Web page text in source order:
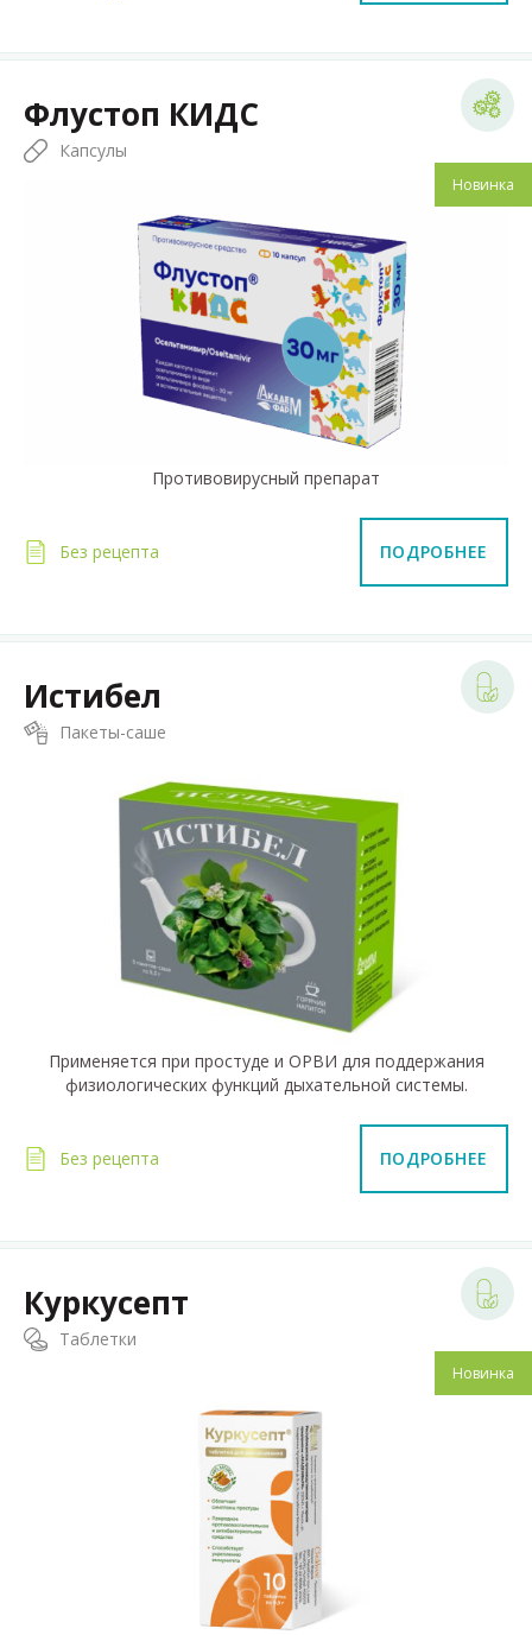
Флустоп КИДС
Капсулы
Новинка
Противовирусный препарат
Без рецепта ПОДРОБНЕЕ
Истибел
Пакеты-саше
Применяется при простуде и ОРВИ для поддержания
физиологических функций дыхательной системы.
Без рецепта ПОДРОБНЕЕ
Куркусепт
Таблетки
Новинка